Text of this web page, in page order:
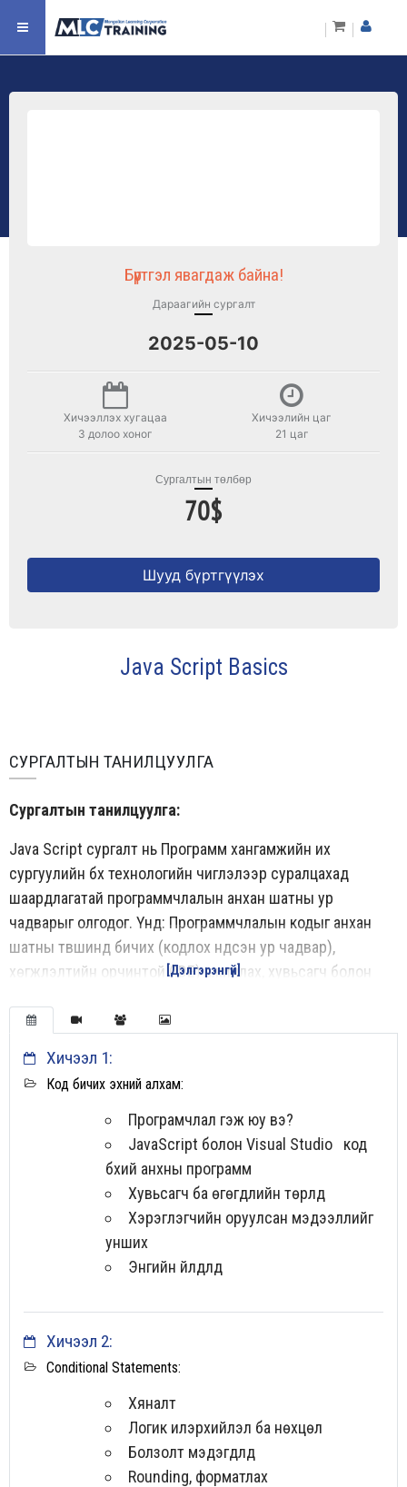
Бүртгэл явагдаж байна!
Дараагийн сургалт
2025-05-10
Хичээллэх хугацаа
3 долоо хоног
Хичээлийн цаг
21 цаг
Сургалтын төлбөр
70$
Шууд бүртгүүлэх
Java Script Basics
СУРГАЛТЫН ТАНИЛЦУУЛГА
Сургалтын танилцуулга:
Java Script сургалт нь Программ хангамжийн их
сургуулийн бүх технологийн чиглэлээр суралцахад
шаардлагатай программчлалын анхан шатны ур
чадварыг олгодог. Үүнд: Программчлалын кодыг анхан
шатны түвшинд бичих (кодлох үндсэн ур чадвар),
хөгжүүлэлтийн орчинтой (IDE) ажиллах, хувьсагч болон
ажиллах, нөхцөлт бүтцийг ашиглах ( if, if-else) зэргүүд орох
Сургалтын дараа таны олж авах ур чадварууд
Консолтой ажиллах (өгөгдлийн оролт, гаралт)
Loop-тэй ажиллах (for)
Илүү нарийн төвөгтэй логик шалгалтуудтай ажиллах
Логик шалгалттай ажиллах
Энгийн тооцооллыг хийх
Complex loops-тэй ажиллах
улсын хөтөлбөр
Мэргэжлээрээ олон жил ажилласан туршлагатай
багш нар хичээлийг заана
Сургалтын давуу тал
Танхим болон цахимаар суралцах уян хатан хуваарь
[Дэлгэрэнгүй]
Хичээл 1:
Код бичих эхний алхам:
Програмчлал гэж юу вэ?
JavaScript болон Visual Studio код
бүхий анхны программ
Хувьсагч ба өгөгдлийн төрлүүд
Хэрэглэгчийн оруулсан мэдээллийг
унших
Энгийн үйлдлүүд
Хичээл 2:
Conditional Statements:
Хяналт
Логик илэрхийлэл ба нөхцөл
Болзолт мэдэгдлүүд
Rounding, форматлах